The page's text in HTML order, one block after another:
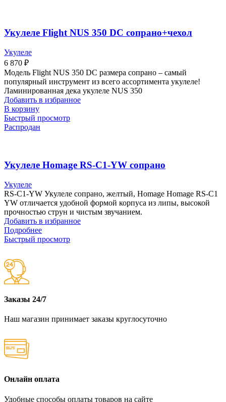
Укулеле Flight NUS 350 DC сопрано+чехол
Укулеле
6 870 ₽
Модель Flight NUS 350 DC размера сопрано – самый
популярный инструмент из всего ассортимента укулеле!
Ламинированная дека укулеле NUS 350
Добавить в избранное
В корзину
Быстрый просмотр
Распродан
Укулеле Homage RS-C1-YW сопрано
Укулеле
RS-C1-YW Укулеле сопрано, желтый, Homage Homage RS-C1
YW отличается удобной формой корпуса из липы, высокой
прочностью струн и чистым звучанием.
Добавить в избранное
Подробнее
Быстрый просмотр
Заказы 24/7
Наш магазин принимает заказы круглосуточно
Онлайн оплата
Удобные способы оплаты товаров на сайте